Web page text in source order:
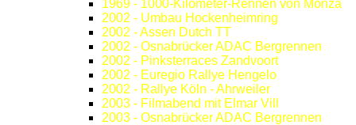
1969 - 1000-Kilometer-Rennen von Monza
2002 - Umbau Hockenheimring
2002 - Assen Dutch TT
2002 - Osnabrücker ADAC Bergrennen
2002 - Pinksterraces Zandvoort
2002 - Euregio Rallye Hengelo
2002 - Rallye Köln - Ahrweiler
2003 - Filmabend mit Elmar Vill
2003 - Osnabrücker ADAC Bergrennen